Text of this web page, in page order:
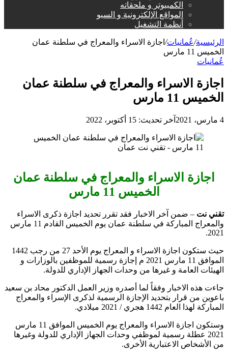
الكمبيوتر و ملحقاته
المواقع الإلكترونية و السيو
أنظمة التشغيل
الرئيسية/عُمانيات/ اجازة الاسراء والمعراج في سلطنة عمان
الخميس 11 مارس
عُمانيات
اجازة الاسراء والمعراج في سلطنة عمان
الخميس 11 مارس
4 مارس، 2021 آخر تحديث: 15 أكتوبر، 2022
اجازة الاسراء والمعراج في سلطنة عمان
الخميس 11 مارس
تقني نت – ضمن آخر الاخبار فقد تقرر تحديد اجازة ذكرى الاسراء
والمعراج المباركة في سلطنة عمان يوم الخميس القادم 11 مارس
2021.
حيث ستكون اجازة الاسراء و المعراج يوم الأحد 27 من رجب 1442
الموافق 11 مارس 2021 م إجازة رسمية للموظفين بالوزارات و
الهيئات العامة و غيرها من وحدات الجهاز الإداري للدولة.
جاءت هذه الاخبار وفقاً لما أصدره وزير العمل الدكتور محاد بن سعيد
باعوين من قرار بتحديد الإجازة الرسمية لذكرى الإسراء والمعراج
المباركة لهذا العام 1442 هجري / 2021 ميلادي.
وستكون اجازة الاسراء والمعراج يوم الخميس الموافق 11 مارس
2021 عطلة رسمية لموظفي وحدات الجهاز الإداري للدولة وغيرها
من الأشخاص الاعتبارية الأخرى.